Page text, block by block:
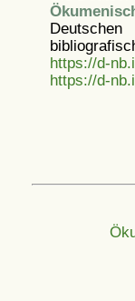
https://d-
https://d-